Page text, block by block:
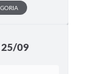
25/09